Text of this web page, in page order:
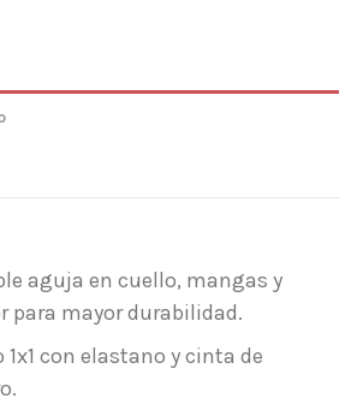
aguja en cuello, mangas y
para mayor durabilidad.
con elastano y cinta de